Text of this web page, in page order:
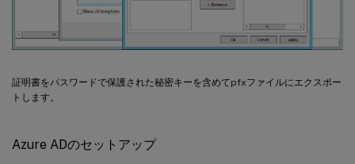
証明書をパスワードで保護された秘密キーを含めてpfxファイルにエクスポー
トします。
Azure ADのセットアップ